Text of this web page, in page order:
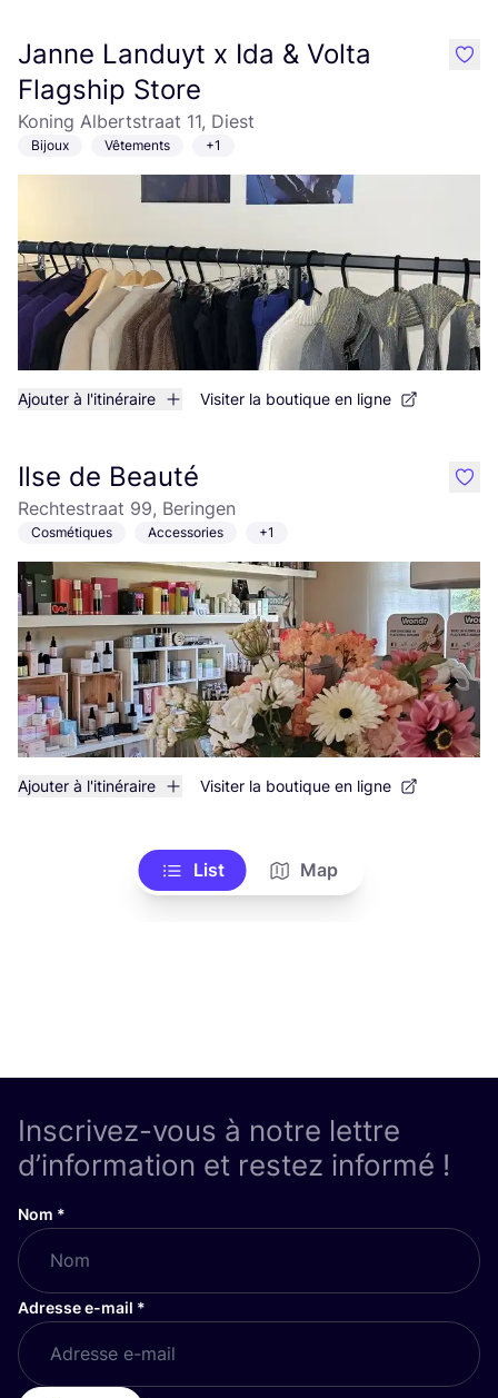
Janne Landuyt x Ida & Volta
Flagship Store
Koning Albertstraat 11, Diest
Bijoux Vêtements +1
Ajouter à l'itinéraire Visiter la boutique en ligne
like
Ilse de Beauté
Rechtestraat 99, Beringen
Cosmétiques Accessories +1
Ajouter à l'itinéraire Visiter la boutique en ligne
like
List Map
Inscrivez-vous à notre lettre
d’information et restez informé !
Nom *
Adresse e-mail *